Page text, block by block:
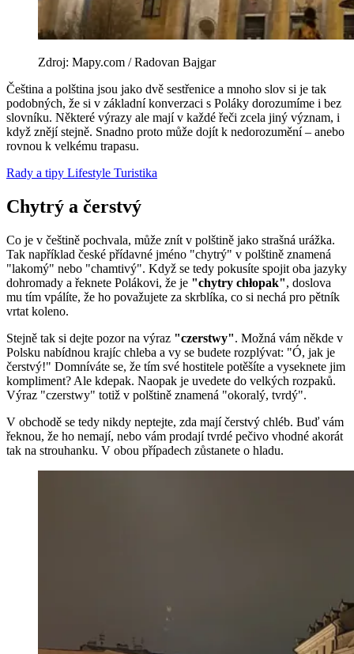
Zdroj: Mapy.com / Radovan Bajgar
Čeština a polština jsou jako dvě sestřenice a mnoho slov si je tak
podobných, že si v základní konverzaci s Poláky dorozumíme i bez
slovníku. Některé výrazy ale mají v každé řeči zcela jiný význam, i
když znějí stejně. Snadno proto může dojít k nedorozumění – anebo
rovnou k velkému trapasu.
Rady a tipy Lifestyle Turistika
Chytrý a čerstvý
Co je v češtině pochvala, může znít v polštině jako strašná urážka.
Tak například české přídavné jméno "chytrý" v polštině znamená
"lakomý" nebo "chamtivý". Když se tedy pokusíte spojit oba jazyky
dohromady a řeknete Polákovi, že je "chytry chłopak", doslova
mu tím vpálíte, že ho považujete za skrblíka, co si nechá pro pětník
vrtat koleno.
Stejně tak si dejte pozor na výraz "czerstwy". Možná vám někde v
Polsku nabídnou krajíc chleba a vy se budete rozplývat: "Ó, jak je
čerstvý!" Domníváte se, že tím své hostitele potěšíte a vyseknete jim
kompliment? Ale kdepak. Naopak je uvedete do velkých rozpaků.
Výraz "czerstwy" totiž v polštině znamená "okoralý, tvrdý".
V obchodě se tedy nikdy neptejte, zda mají čerstvý chléb. Buď vám
řeknou, že ho nemají, nebo vám prodají tvrdé pečivo vhodné akorát
tak na strouhanku. V obou případech zůstanete o hladu.